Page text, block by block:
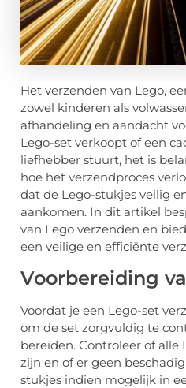
Het verzenden van Lego,
zowel kinderen als
afhandeling en aandacht
Lego-set verkoopt of een
liefhebber stuurt, het is
hoe het verzendproces
dat de Lego-stukjes veilig
aankomen. In dit artikel
van Lego verzenden en
een veilige en efficiënte
Voorbereiding
Voordat je een Lego-set
om de set zorgvuldig te
bereiden. Controleer of alle
zijn en of er geen
stukjes indien mogelijk in